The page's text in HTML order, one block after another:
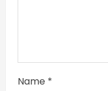
Name *